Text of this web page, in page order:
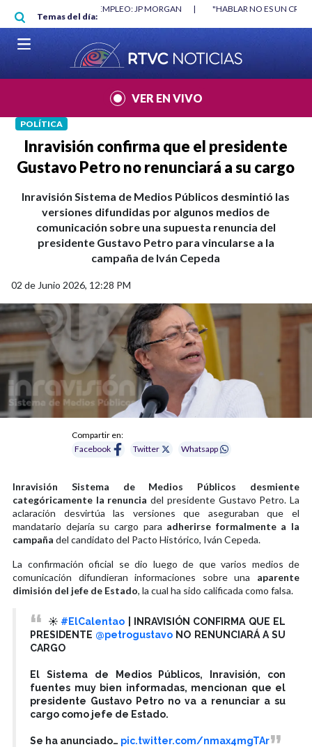
Pasar al contenido principal
Temas del día:
"HABLAR NO ES UN CRIMEN": CARTA DE BETO CORAL |
VER EN VIVO
POLÍTICA
Inravisión confirma que el presidente
Gustavo Petro no renunciará a su cargo
Inravisión Sistema de Medios Públicos desmintió las
versiones difundidas por algunos medios de
comunicación sobre una supuesta renuncia del
presidente Gustavo Petro para vincularse a la
campaña de Iván Cepeda
02 de Junio 2026, 12:28 PM
Compartir en:
Facebook
Twitter Whatsapp
Inravisión Sistema de Medios Públicos desmiente
categóricamente la renunciadel presidente Gustavo Petro. La
aclaración desvirtúa las versiones que aseguraban que el
mandatario dejaría su cargo para adherirse formalmente a la
campaña del candidato del Pacto Histórico, Iván Cepeda.
La confirmación oficial se dio luego de que varios medios de
comunicación difundieran informaciones sobre una aparente
dimisión del jefe de Estado, la cual ha sido calificada como falsa.
☀️ #ElCalentao | INRAVISIÓN CONFIRMA QUE EL
PRESIDENTE @petrogustavo NO RENUNCIARÁ A SU
CARGO
El Sistema de Medios Públicos, Inravisión, con
fuentes muy bien informadas, mencionan que el
presidente Gustavo Petro no va a renunciar a su
cargo como jefe de Estado.
Se ha anunciado… pic.twitter.com/nmax4mgTAr